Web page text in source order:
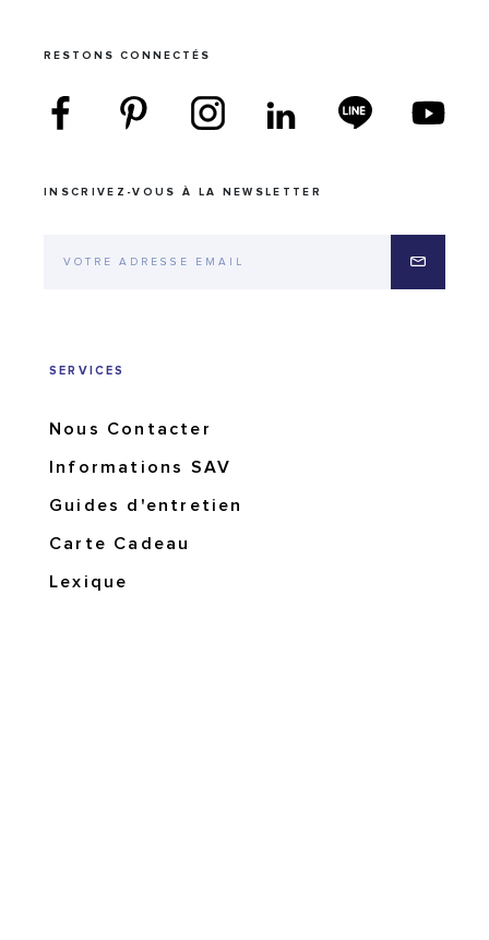
RESTONS CONNECTÉS
INSCRIVEZ-VOUS À LA NEWSLETTER
SERVICES
Nous Contacter
Informations SAV
Guides d'entretien
Carte Cadeau
Lexique